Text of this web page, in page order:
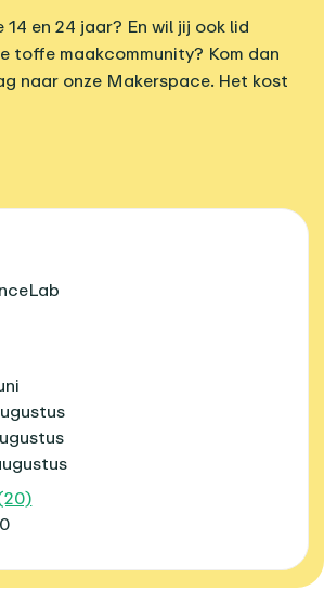
14 en 24 jaar? En wil jij ook lid
toffe maakcommunity? Kom dan
naar onze Makerspace. Het kost
informatie